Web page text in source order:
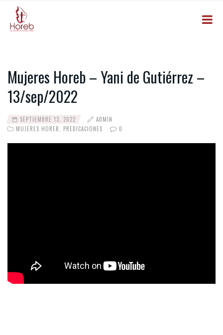
Mujeres Horeb – Yani de Gutiérrez –
13/sep/2022
SEPTIEMBRE 13, 2022
ADMIN
MUJERES HOREB
PREDICACIONES 0